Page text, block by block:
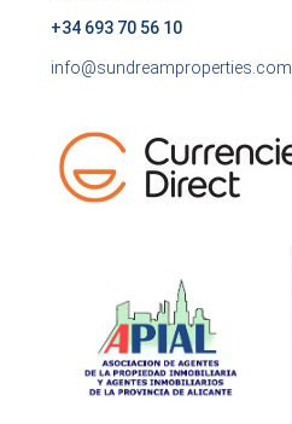
+34 693 70 56 10
info@sundreamproperties.com